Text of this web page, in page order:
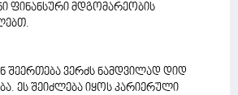
ფინანსური მდგომარეობის
შეერთება ვერძს ნამდვილად დიდ
ეს შეიძლება იყოს კარიერული